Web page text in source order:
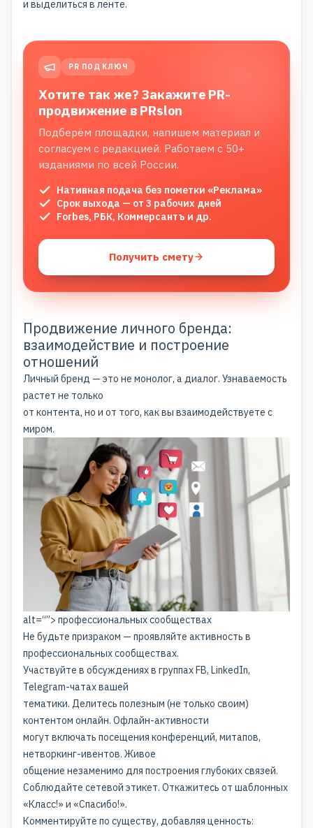
и выделиться в ленте.
PR ПОД КЛЮЧ
Хотите так же? Закажите PR-
продвижение в PRslon
Подберём площадки, напишем материал и
согласуем с редакцией. Работаем с 50+
изданиями по всей России.
Нативная подача без пометки «Реклама»
Срок выхода — от 3 рабочих дней
Forbes, РБК, Коммерсантъ и др.
Получить смету
Продвижение личного бренда:
взаимодействие и построение
отношений
Личный бренд — это не монолог, а диалог. Узнаваемость
растет не только
от контента, но и от того, как вы взаимодействуете с
миром.
alt=“”> профессиональных сообществах
Не будьте призраком — проявляйте активность в
профессиональных сообществах.
Участвуйте в обсуждениях в группах FB, LinkedIn,
Telegram-чатах вашей
тематики. Делитесь полезным (не только своим)
контентом онлайн. Офлайн-активности
могут включать посещения конференций, митапов,
нетворкинг-ивентов. Живое
общение незаменимо для построения глубоких связей.
Соблюдайте сетевой этикет. Откажитесь от шаблонных
«Класс!» и «Спасибо!».
Комментируйте по существу, добавляя ценность: